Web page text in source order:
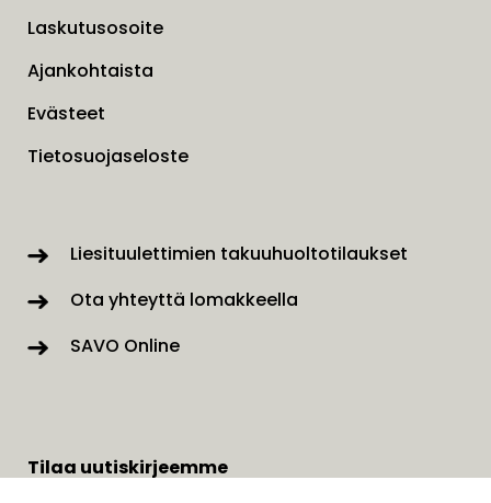
Laskutusosoite
Ajankohtaista
Evästeet
Tietosuojaseloste
Liesituulettimien takuuhuoltotilaukset
Ota yhteyttä lomakkeella
SAVO Online
Tilaa uutiskirjeemme